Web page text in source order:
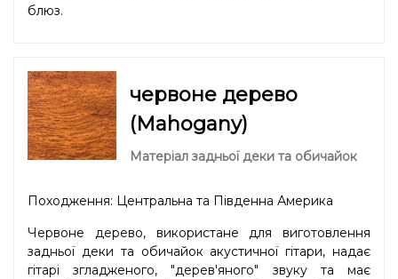
блюз.
червоне дерево
(Mahogany)
Матеріал задньої деки та обичайок
Походження: Центральна та Південна Америка
Червоне дерево, використане для виготовлення
задньої деки та обичайок акустичної гітари, надає
гітарі згладженого, "дерев'яного" звуку та має